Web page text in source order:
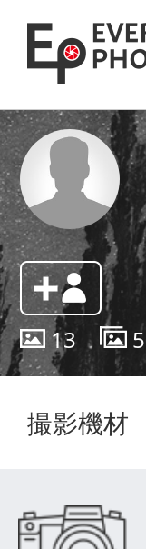
13 5
撮影機材